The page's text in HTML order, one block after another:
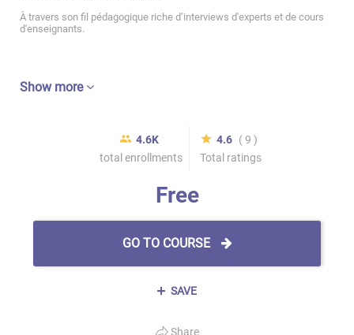
À travers son fil pédagogique riche d’interviews d'experts et de cours
d'enseignants.
Show more
4.6K
total enrollments
4.6 ( 9 )
Total ratings
Free
GO TO COURSE
SAVE
Share